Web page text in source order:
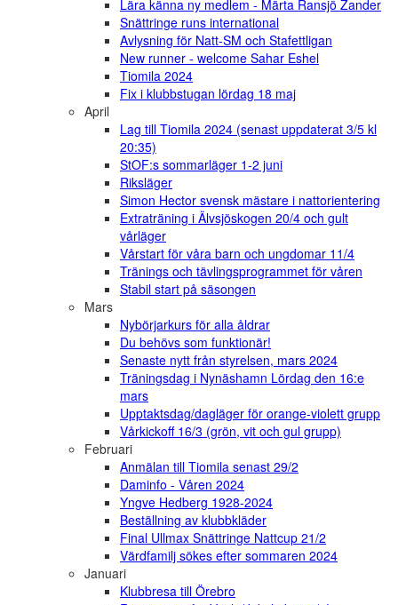
Lära känna ny medlem - Märta Ransjö Zander
Snättringe runs international
Avlysning för Natt-SM och Stafettligan
New runner - welcome Sahar Eshel
Tiomila 2024
Fix i klubbstugan lördag 18 maj
April
Lag till Tiomila 2024 (senast uppdaterat 3/5 kl
20:35)
StOF:s sommarläger 1-2 juni
Riksläger
Simon Hector svensk mästare i nattorientering
Extraträning i Älvsjöskogen 20/4 och gult
vårläger
Vårstart för våra barn och ungdomar 11/4
Tränings och tävlingsprogrammet för våren
Stabil start på säsongen
Mars
Nybörjarkurs för alla åldrar
Du behövs som funktionär!
Senaste nytt från styrelsen, mars 2024
Träningsdag i Nynäshamn Lördag den 16:e
mars
Upptaktsdag/dagläger för orange-violett grupp
Vårkickoff 16/3 (grön, vit och gul grupp)
Februari
Anmälan till Tiomila senast 29/2
Daminfo - Våren 2024
Yngve Hedberg 1928-2024
Beställning av klubbkläder
Final Ullmax Snättringe Nattcup 21/2
Värdfamilj sökes efter sommaren 2024
Januari
Klubbresa till Örebro